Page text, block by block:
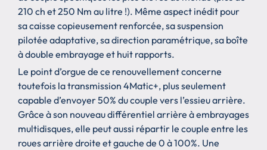
210 ch et 250 Nm au litre !). Même aspect inédit pour
sa caisse copieusement renforcée, sa suspension
pilotée adaptative, sa direction paramétrique, sa boîte
à double embrayage et huit rapports.
Le point d’orgue de ce renouvellement concerne
toutefois la transmission 4Matic+, plus seulement
capable d’envoyer 50% du couple vers l’essieu arrière.
Grâce à son nouveau différentiel arrière à embrayages
multidisques, elle peut aussi répartir le couple entre les
roues arrière droite et gauche de 0 à 100%. Une